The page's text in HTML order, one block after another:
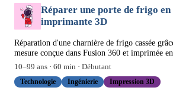
Réparer une porte de frigo
imprimante 3D
Réparation d'une charnière de frigo cassée
mesure conçue dans Fusion 360 et imprimée
10–99 ans · 60 min · Débutant
Technologie
Ingénierie Impression 3D